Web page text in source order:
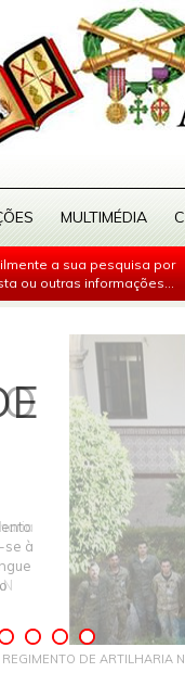
MULTIMÉDIA
a sua pesquisa por
ou outras informações...
se à
DE ARTILHARIA